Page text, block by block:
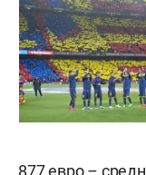
877 евро –